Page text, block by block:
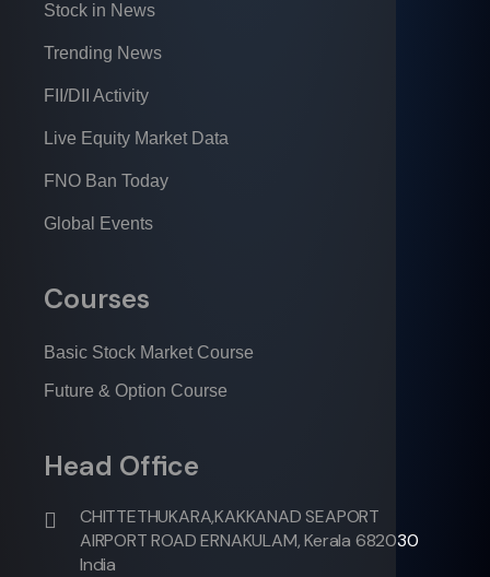
Stock in News
Trending News
FII/DII Activity
Live Equity Market Data
FNO Ban Today
Global Events
Courses
Basic Stock Market Course
Future & Option Course
Head Office
CHITTETHUKARA,KAKKANAD SEAPORT
AIRPORT ROAD ERNAKULAM, Kerala 682030
India